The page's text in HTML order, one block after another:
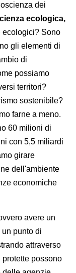
dei
ecologica,
ecologici? Sono
gli elementi di
di
possiamo
territori?
sostenibile?
farne a meno.
60 milioni di
con 5,5 miliardi
girare
dell'ambiente
economiche
avere un
punto di
attraverso
possono